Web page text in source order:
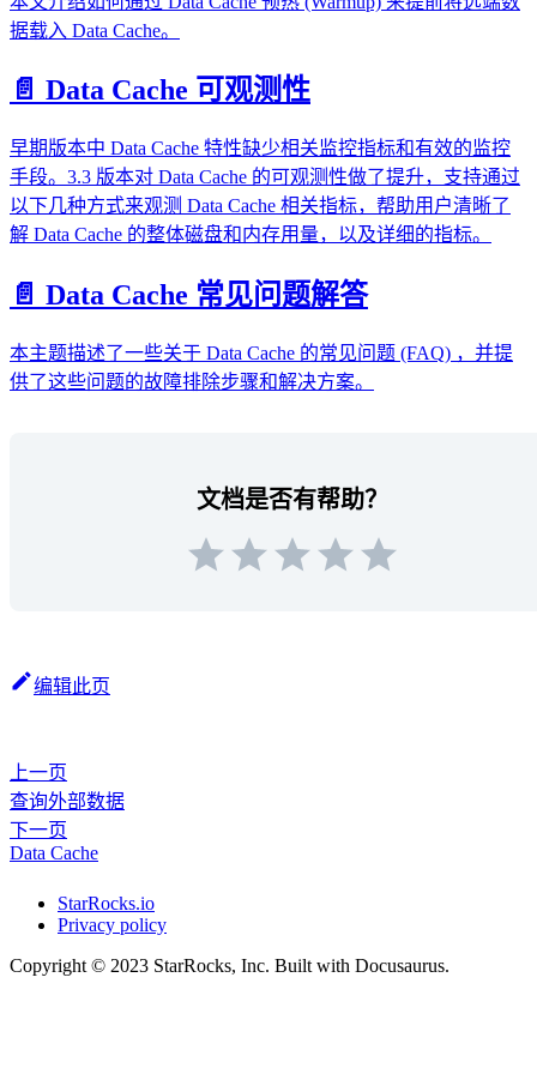
据载入 Data Cache。
📄️ Data Cache 可观测性
早期版本中 Data Cache 特性缺少相关监控指标和有效的监控
手段。3.3 版本对 Data Cache 的可观测性做了提升，支持通过
以下几种方式来观测 Data Cache 相关指标，帮助用户清晰了
解 Data Cache 的整体磁盘和内存用量，以及详细的指标。
📄️ Data Cache 常见问题解答
本主题描述了一些关于 Data Cache 的常见问题 (FAQ) ，并提
供了这些问题的故障排除步骤和解决方案。
文档是否有帮助？
编辑此页
上一页
查询外部数据
下一页
Data Cache
StarRocks.io
Privacy policy
Copyright © 2023 StarRocks, Inc. Built with Docusaurus.